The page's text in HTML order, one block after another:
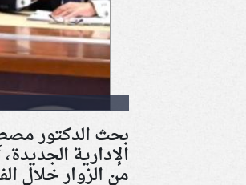
بحث الدكتور
الإدارية
من الزوار خلال